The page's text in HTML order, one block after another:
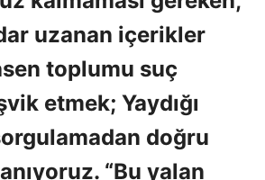
uzanan içerikler
toplumu suç
etmek; Yaydığı
doğru
“Bu yalan